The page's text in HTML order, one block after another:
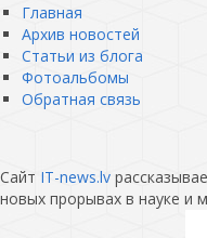
Главная
Архив новостей
Статьи из блога
Фотоальбомы
Обратная связь
Сайт IT-news.lv
новых прорывах в науке и